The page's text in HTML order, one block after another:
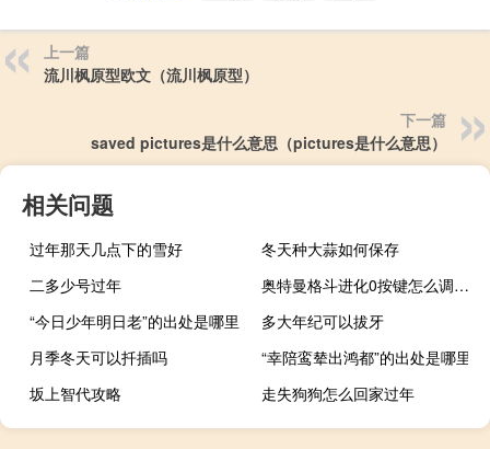
上一篇
流川枫原型欧文（流川枫原型）
下一篇
saved pictures是什么意思（pictures是什么意思）
相关问题
过年那天几点下的雪好
冬天种大蒜如何保存
二多少号过年
奥特曼格斗进化0按键怎么调（奥特曼格斗进化0按键）
“今日少年明日老”的出处是哪里
多大年纪可以拔牙
月季冬天可以扦插吗
“幸陪鸾辇出鸿都”的出处是哪里
坂上智代攻略
走失狗狗怎么回家过年